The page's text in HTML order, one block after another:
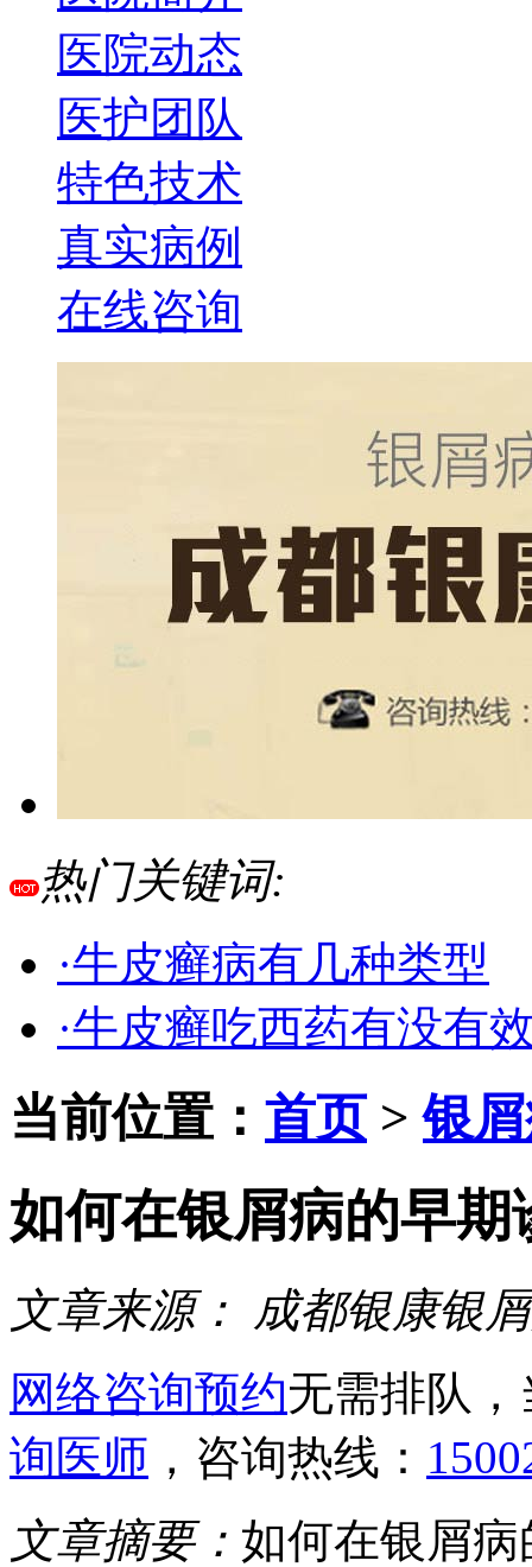
医院动态
医护团队
特色技术
真实病例
在线咨询
热门关键词:
·牛皮癣病有几种类型
·牛皮癣吃西药有没有
当前位置： 首页>银
如何在银屑病的早期
文章来源：
成都银康银
网络咨询预约无需排队
询医师 ，咨询热线：
文章摘要： 如何在银屑